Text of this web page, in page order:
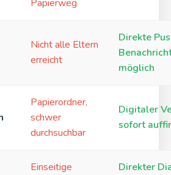
Papierweg
Nicht alle Eltern
erreicht
Direkte
möglich
Papierordner,
schwer
durchsuchbar
Digitaler
sofort
Einseitige
Direkter